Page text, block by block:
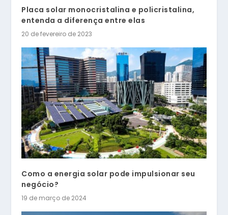
Placa solar monocristalina e policristalina,
entenda a diferença entre elas
20 de fevereiro de 2023
Como a energia solar pode impulsionar seu
negócio?
19 de março de 2024